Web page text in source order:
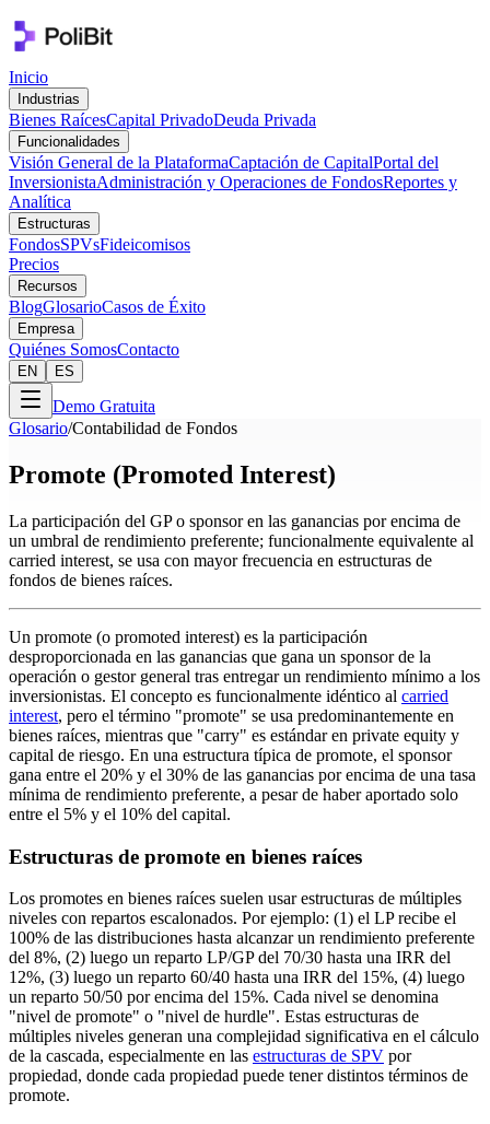
Inicio
Industrias
Bienes RaícesCapital PrivadoDeuda Privada
Funcionalidades
Visión General de la PlataformaCaptación de CapitalPortal del
InversionistaAdministración y Operaciones de FondosReportes y
Analítica
Estructuras
FondosSPVsFideicomisos
Precios
Recursos
BlogGlosarioCasos de Éxito
Empresa
Quiénes SomosContacto
EN ES
Demo Gratuita
Glosario/Contabilidad de Fondos
Promote (Promoted Interest)
La participación del GP o sponsor en las ganancias por encima de
un umbral de rendimiento preferente; funcionalmente equivalente al
carried interest, se usa con mayor frecuencia en estructuras de
fondos de bienes raíces.
Un promote (o promoted interest) es la participación
desproporcionada en las ganancias que gana un sponsor de la
operación o gestor general tras entregar un rendimiento mínimo a los
inversionistas. El concepto es funcionalmente idéntico al carried
interest, pero el término "promote" se usa predominantemente en
bienes raíces, mientras que "carry" es estándar en private equity y
capital de riesgo. En una estructura típica de promote, el sponsor
gana entre el 20% y el 30% de las ganancias por encima de una tasa
mínima de rendimiento preferente, a pesar de haber aportado solo
entre el 5% y el 10% del capital.
Estructuras de promote en bienes raíces
Los promotes en bienes raíces suelen usar estructuras de múltiples
niveles con repartos escalonados. Por ejemplo: (1) el LP recibe el
100% de las distribuciones hasta alcanzar un rendimiento preferente
del 8%, (2) luego un reparto LP/GP del 70/30 hasta una IRR del
12%, (3) luego un reparto 60/40 hasta una IRR del 15%, (4) luego
un reparto 50/50 por encima del 15%. Cada nivel se denomina
"nivel de promote" o "nivel de hurdle". Estas estructuras de
múltiples niveles generan una complejidad significativa en el cálculo
de la cascada, especialmente en las estructuras de SPV por
propiedad, donde cada propiedad puede tener distintos términos de
promote.